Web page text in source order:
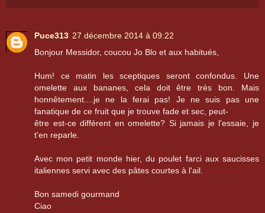
Puce313 27 décembre 2014 à 09:22
Bonjour Messidor, coucou Jo Blo et aux habitués,
Hum! ce matin les sceptiques seront confondus. Une
omelette aux bananes, cela doit être très bon. Mais
honnêtement....je ne la ferai pas! Je ne suis pas une
fanatique de ce fruit que je trouve fade et sec, peut-
être est-ce différent en omelette? Si jamais je l'essaie, je
t'en reparle.
Avec mon petit monde hier, du poulet farci aux saucisses
italiennes servi avec des pâtes courtes à l'ail.
Bon samedi gourmand
Ciao